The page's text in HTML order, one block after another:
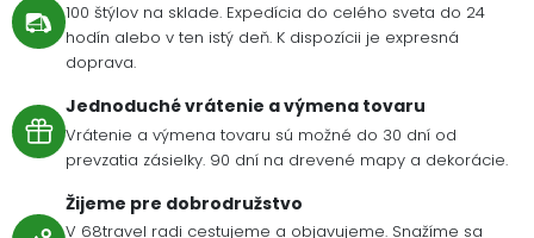
100 štýlov na sklade. Expedícia do celého sveta do 24
hodín alebo v ten istý deň. K dispozícii je expresná
doprava.
Jednoduché vrátenie a výmena tovaru
Vrátenie a výmena tovaru sú možné do 30 dní od
prevzatia zásielky. 90 dní na drevené mapy a dekorácie.
Žijeme pre dobrodružstvo
V 68travel radi cestujeme a objavujeme. Snažíme sa